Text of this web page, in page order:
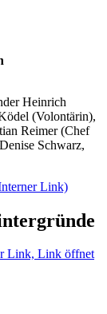
Heinrich
(Volontärin),
Reimer (Chef
Schwarz,
Link)
Link, Link öffnet